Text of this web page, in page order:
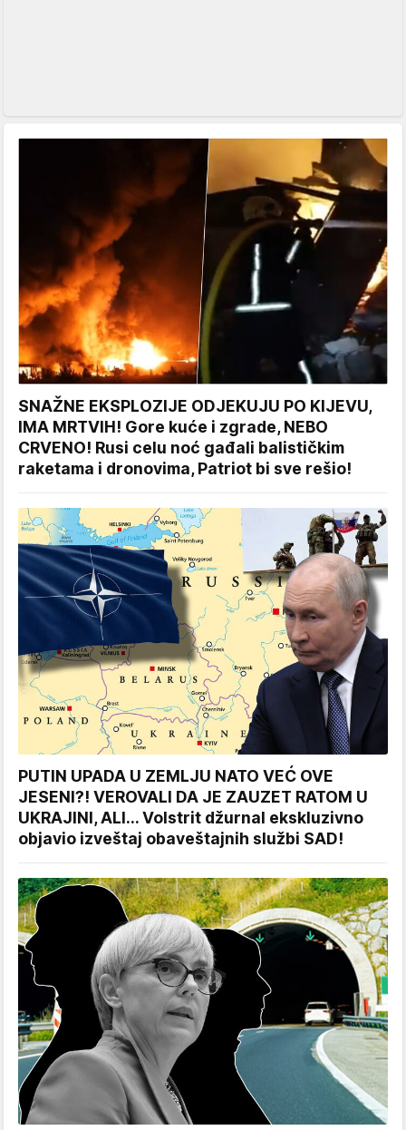
SNAŽNE EKSPLOZIJE ODJEKUJU PO KIJEVU,
IMA MRTVIH! Gore kuće i zgrade, NEBO
CRVENO! Rusi celu noć gađali balističkim
raketama i dronovima, Patriot bi sve rešio!
PUTIN UPADA U ZEMLJU NATO VEĆ OVE
JESENI?! VEROVALI DA JE ZAUZET RATOM U
UKRAJINI, ALI... Volstrit džurnal ekskluzivno
objavio izveštaj obaveštajnih službi SAD!